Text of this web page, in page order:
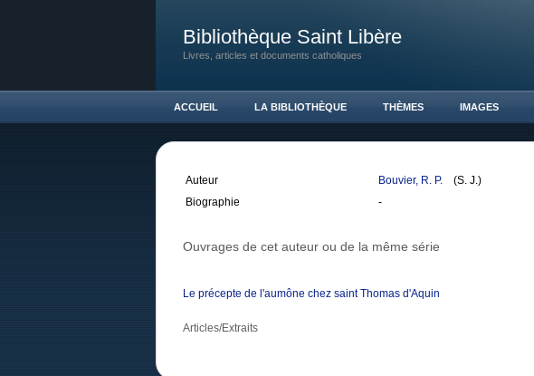
Bibliothèque Saint Libère
Livres, articles et documents catholiques
ACCUEIL LA BIBLIOTHÈQUE THÈMES IMAGES
Auteur Bouvier, R. P.
(S. J.)
Biographie
-
Ouvrages de cet auteur ou de la même série
Le précepte de l'aumône chez saint Thomas d'Aquin
Articles/Extraits